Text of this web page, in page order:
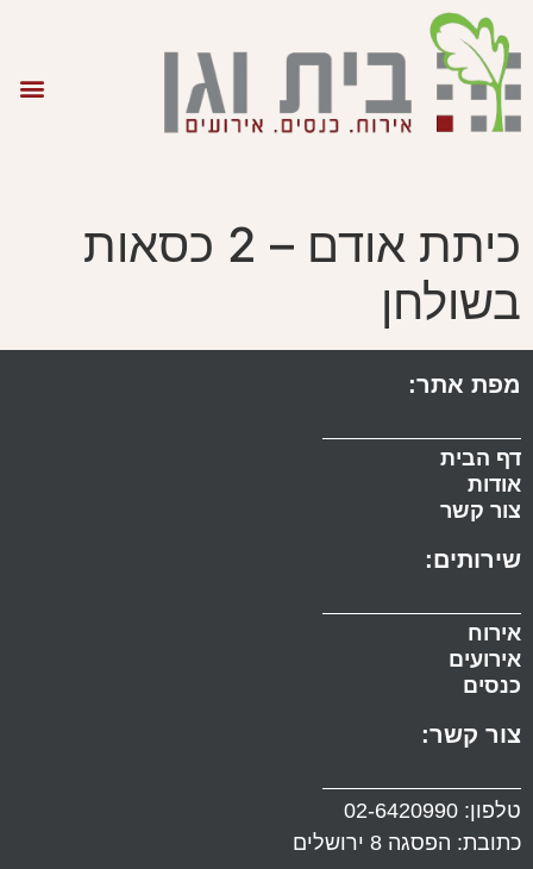
כיתת אודם – 2 כסאות
בשולחן
מפת אתר:
דף הבית
אודות
צור קשר
שירותים:
אירוח
אירועים
כנסים
צור קשר:
טלפון: 02-6420990
כתובת: הפסגה 8 ירושלים